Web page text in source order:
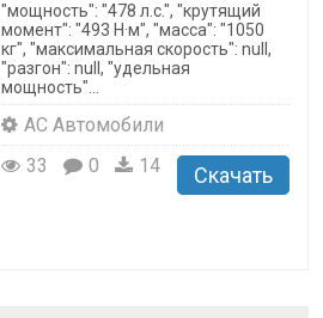
"мощность": "478 л.с.", "крутящий
момент": "493 Н·м", "масса": "1050
кг", "максимальная скорость": null,
"разгон": null, "удельная
мощность"...
AC Автомобили
33
0 14 Скачать